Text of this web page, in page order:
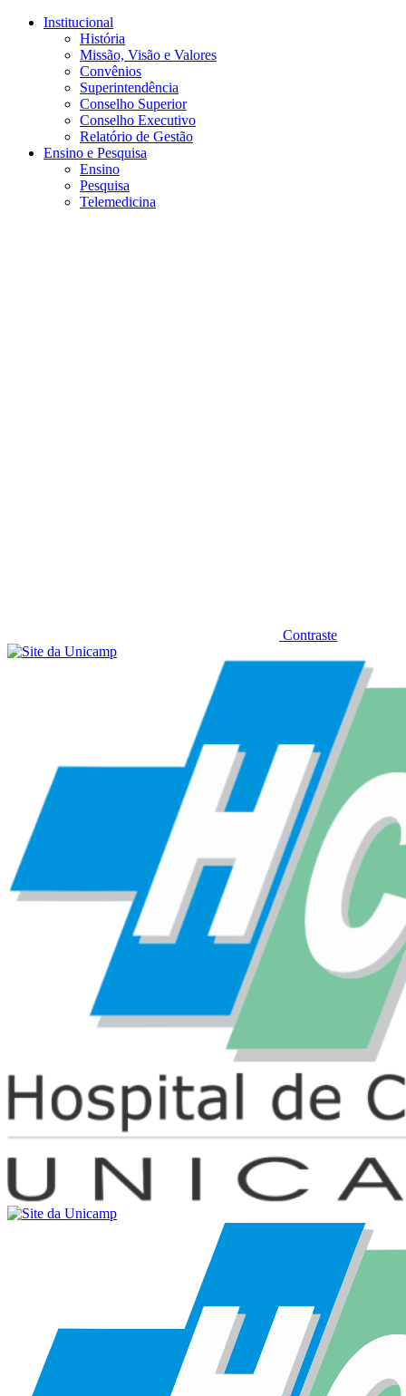
Conteúdo principal
Institucional
História
Missão, Visão e Valores
Convênios
Superintendência
Conselho Superior
Conselho Executivo
Relatório de Gestão
Ensino e Pesquisa
Ensino
Pesquisa
Telemedicina
Contraste